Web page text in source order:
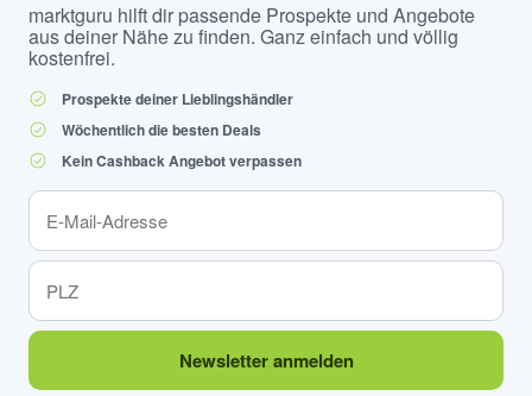
marktguru hilft dir passende Prospekte und Angebote
aus deiner Nähe zu finden. Ganz einfach und völlig
kostenfrei.
Prospekte deiner Lieblingshändler
Wöchentlich die besten Deals
Kein Cashback Angebot verpassen
Newsletter anmelden